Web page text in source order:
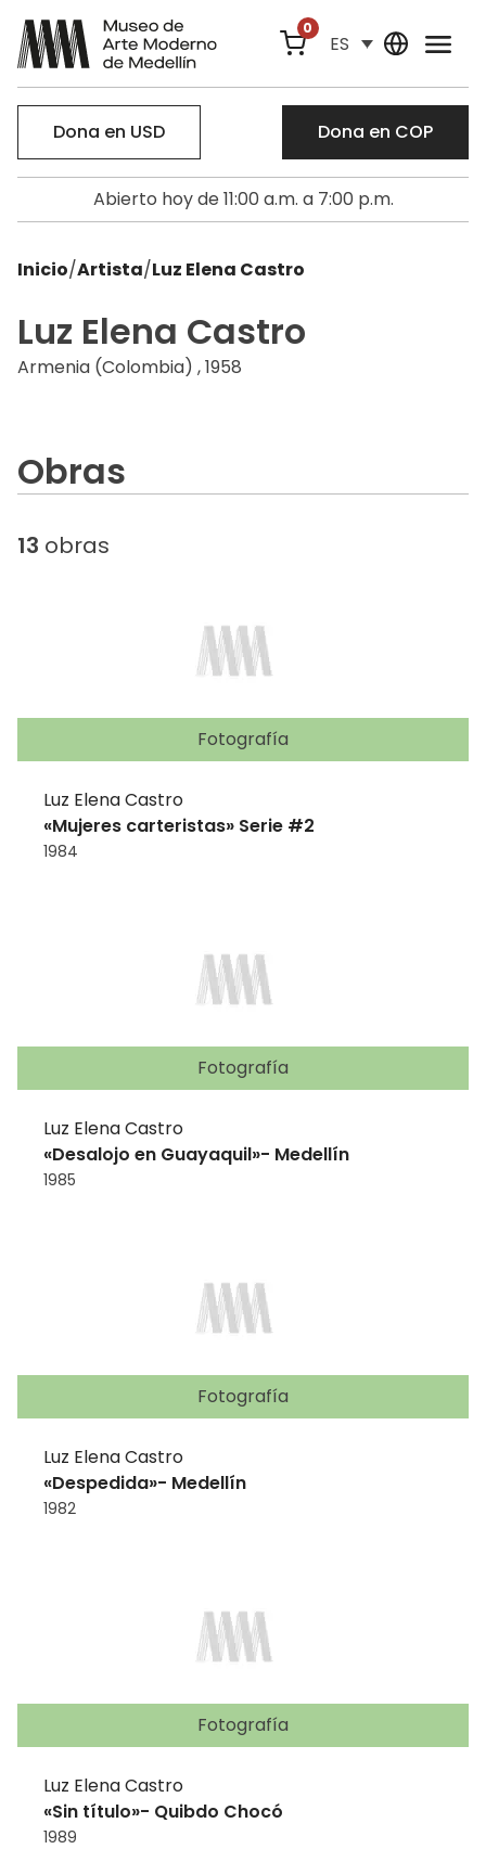
0
ES
Dona en USD Dona en COP
Abierto hoy de 11:00 a.m. a 7:00 p.m.
Inicio/Artista/Luz Elena Castro
Luz Elena Castro
Armenia (Colombia) , 1958
Obras
13 obras
Fotografía
Luz Elena Castro
«Mujeres carteristas» Serie #2
1984
Fotografía
Luz Elena Castro
«Desalojo en Guayaquil»- Medellín
1985
Fotografía
Luz Elena Castro
«Despedida»- Medellín
1982
Fotografía
Luz Elena Castro
«Sin título»- Quibdo Chocó
1989